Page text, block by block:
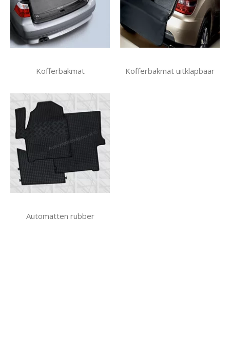
Kofferbakmat Kofferbakmat uitklapbaar
Automatten rubber